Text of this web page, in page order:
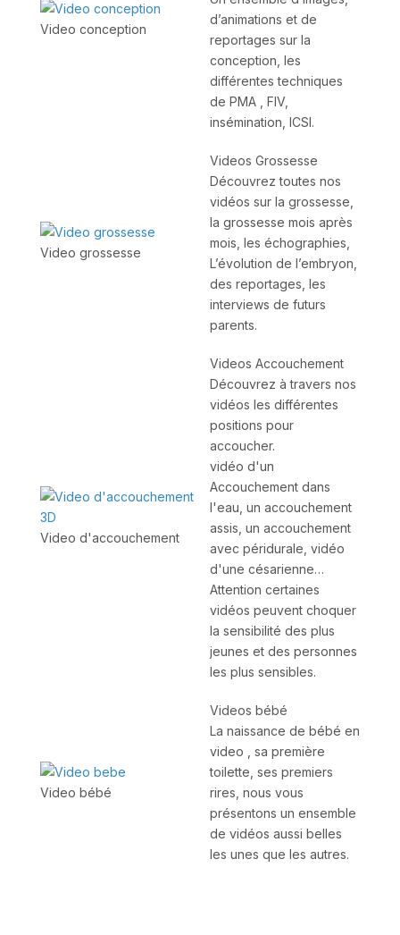
Video conception
d’animations et de
reportages sur la
conception, les
différentes techniques
de PMA , FIV,
insémination, ICSI.
Video grossesse
Videos Grossesse
Découvrez toutes nos
vidéos sur la grossesse,
la grossesse mois après
mois, les échographies,
L’évolution de l’embryon,
des reportages, les
interviews de futurs
parents.
Video d'accouchement
Videos Accouchement
Découvrez à travers nos
vidéos les différentes
positions pour
accoucher.
vidéo d'un
Accouchement dans
l'eau, un accouchement
assis, un accouchement
avec péridurale, vidéo
d'une césarienne…
Attention certaines
vidéos peuvent choquer
la sensibilité des plus
jeunes et des personnes
les plus sensibles.
Video bébé
Videos bébé
La naissance de bébé en
video , sa première
toilette, ses premiers
rires, nous vous
présentons un ensemble
de vidéos aussi belles
les unes que les autres.